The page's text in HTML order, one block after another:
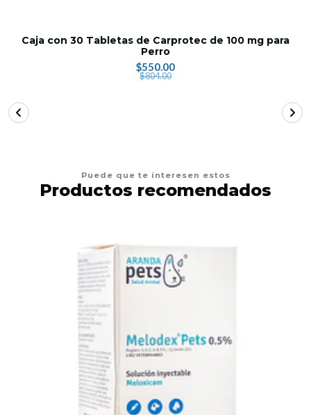
Caja con 30 Tabletas de Carprotec de 100 mg para
Perro
$550.00
$804.00
Puede que te interesen estos
Productos recomendados